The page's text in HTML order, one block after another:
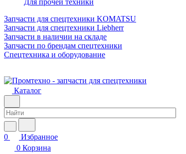
Для прочей техники
Запчасти для спецтехники KOMATSU
Запчасти для спецтехники Liebherr
Запчасти в наличии на складе
Запчасти по брендам спецтехники
Спецтехника и оборудование
Каталог
0
Избранное
0 Корзина